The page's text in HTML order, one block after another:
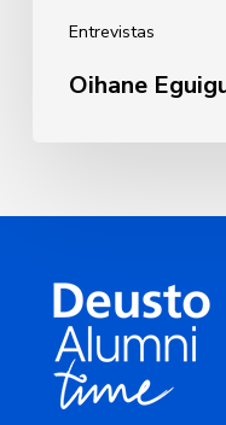
Entrevistas
Oihane